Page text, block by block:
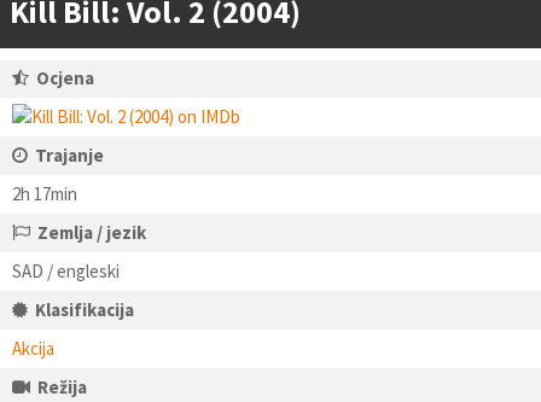
Kill Bill: Vol. 2 (2004)
Ocjena
Trajanje
2h 17min
Zemlja / jezik
SAD / engleski
Klasifikacija
Akcija
Režija